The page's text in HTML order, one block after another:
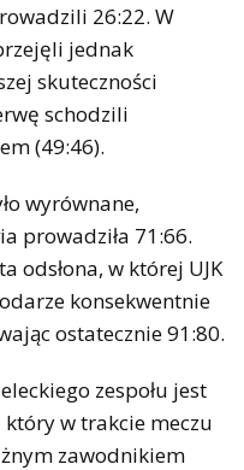
26:22. W
jednak
skuteczności
schodzili
(49:46).
wyrównane,
prowadziła 71:66.
odsłona, w której UJK
konsekwentnie
ostatecznie 91:80.
zespołu jest
w trakcie meczu
zawodnikiem